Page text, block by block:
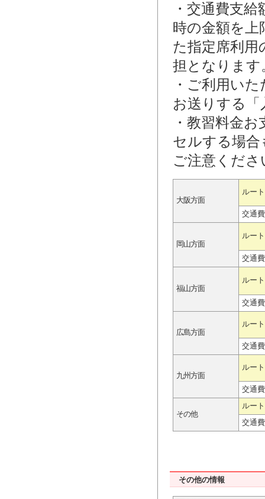
・交通費支
時の金額を上
た指定席利用
担となります
・ご利用い
お送りする
・教習料金
セルする場
ご注意くださ
大阪方面
ルート
交通
岡山方面
ルート
交通
福山方面
ルート
交通
広島方面
ルート
交通
九州方面
ルート
交通
その他
ルート
交通
その他の情報